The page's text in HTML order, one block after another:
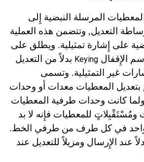
المرسلة النبضية إِلى
التعديل, وتتضمن هذه العملية
على إِشارة تمثيلية. ويطلق على
الإِقفال Keying بدلاً من التعديل
غير التمثيلية. وتسمى
بتعديل المعطيات معدات أو وحدات
كانت وحدات طرفية المعطيات
للمعطيات فإِنه لا بد
واحد في كل طرف من طرفي الخط.
عند الإِرسال ومزيلاً للتعديل عند